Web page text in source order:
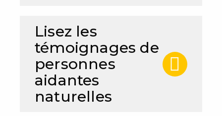
Lisez les
témoignages de
personnes
aidantes
naturelles